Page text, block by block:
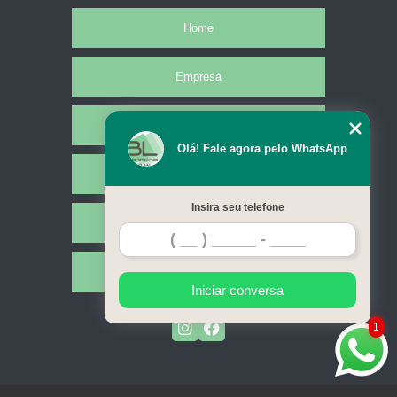
sala de reunião multifuncional alugar João Pessoa
preço de sala de reunião automatizada Barra dos Coqueiros
sala de reunião modernas alugar Jacaraú
contratação de salas de reunião aluguel Abreu e Lima
sala de reunião modernas locação Triunfo
salas de reunião decorada locação Mataraca
salas de reunião aluguel Mari
salas de reunião decorada alugar Barra dos Coqueiros
preço de salas reunião coworking São Gonçalo do Amarante
Home
Empresa
Contato
Mapa do site
1
Olá! Fale agora pelo WhatsApp
Insira seu telefone
Iniciar conversa